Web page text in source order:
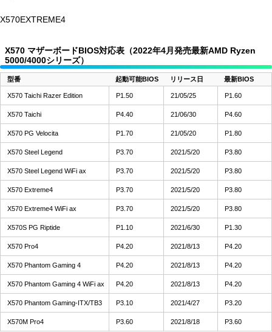
X570EXTREME4
X570 マザーボードBIOS対応表（2022年4月発売最新AMD Ryzen
5000/4000シリーズ）
型番 起動可能BIOS リリース日 最新BIOS
X570 Taichi Razer Edition P1.50 21/05/25 P1.60
X570 Taichi P4.40 21/06/30 P4.60
X570 PG Velocita P1.70 21/05/20 P1.80
X570 Steel Legend P3.70 2021/5/20 P3.80
X570 Steel Legend WiFi ax P3.70 2021/5/20 P3.80
X570 Extreme4 P3.70 2021/5/20 P3.80
X570 Extreme4 WiFi ax P3.70 2021/5/20 P3.80
X570S PG Riptide P1.10 2021/6/30 P1.30
X570 Pro4 P4.20 2021/8/13 P4.20
X570 Phantom Gaming 4 P4.20 2021/8/13 P4.20
X570 Phantom Gaming 4 WiFi ax P4.20 2021/8/13 P4.20
X570 Phantom Gaming-ITX/TB3 P3.10 2021/4/27 P3.20
X570M Pro4 P3.60 2021/8/18 P3.60